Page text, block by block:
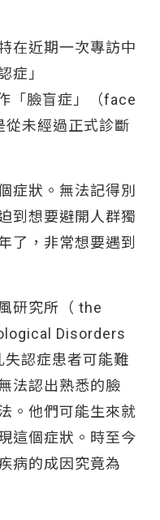
在近期一次專訪中
症」
「臉盲症」（face
未經過正式診斷
症狀。無法記得別
到想要避開人群獨
了，非常想要遇到
研究所（ the
Disorders
認症患者可能難
法認出熟悉的臉
。他們可能生來就
這個症狀。時至今
病的成因究竟為